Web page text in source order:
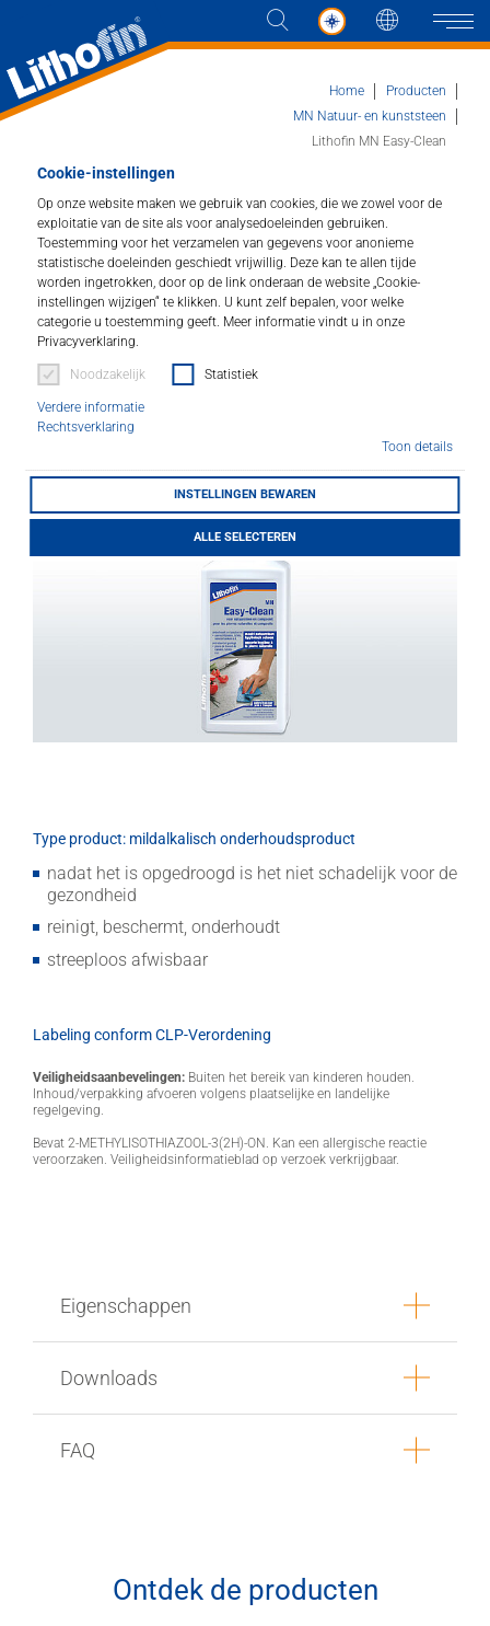
Cookie-instellingen
Op onze website maken we gebruik van cookies, die we zowel voor de
exploitatie van de site als voor analysedoeleinden gebruiken.
Toestemming voor het verzamelen van gegevens voor anonieme
statistische doeleinden geschiedt vrijwillig. Deze kan te allen tijde
worden ingetrokken, door op de link onderaan de website „Cookie-
instellingen wijzigen“ te klikken. U kunt zelf bepalen, voor welke
categorie u toestemming geeft. Meer informatie vindt u in onze
Privacyverklaring.
Noodzakelijk Statistiek
Verdere informatie
Rechtsverklaring
Toon details
INSTELLINGEN BEWAREN
ALLE SELECTEREN
Taal
Producten
Oplossingen
Nieuws en meer
Bedrijf
Contact
VERKOOPPUNTEN
Home
Producten
MN Natuur- en kunststeen
Lithofin MN Easy-Clean
Lithofin MN Easy-Clean
Voor werkbladen in natuursteen.
Artikel nummer : 189
Voor het snel en moeiteloos reinigen voor en na het
koken. Verwijdert vettig oppervlaktevuil, steunt de
werking van de impregnering en verhindert vlekken.
Type product: mildalkalisch onderhoudsproduct
nadat het is opgedroogd is het niet schadelijk voor de
gezondheid
reinigt, beschermt, onderhoudt
streeploos afwisbaar
Labeling conform CLP-Verordening
Veiligheidsaanbevelingen: Buiten het bereik van kinderen houden.
Inhoud/verpakking afvoeren volgens plaatselijke en landelijke
regelgeving.
Bevat 2-METHYLISOTHIAZOOL-3(2H)-ON. Kan een allergische reactie
veroorzaken. Veiligheidsinformatieblad op verzoek verkrijgbaar.
Eigenschappen
Downloads
FAQ
Ontdek de producten